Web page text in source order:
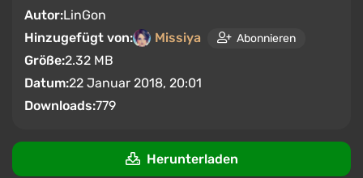
Autor:LinGon
Hinzugefügt von:
Missiya Abonnieren
Größe:2.32 MB
Datum:22 Januar 2018, 20:01
Downloads:779
Herunterladen